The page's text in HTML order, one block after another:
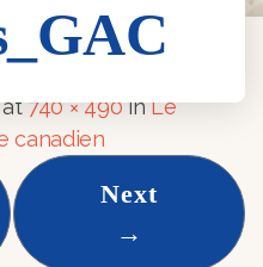
740 × 490inLe
canadien
Next
→